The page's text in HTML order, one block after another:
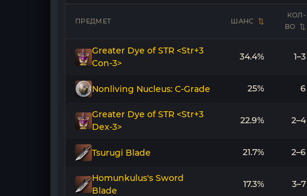
ПРЕДМЕТ ШАНС
КОЛ-
ВО
Greater Dye of STR <Str+3
Con-3>
34.4% 1–3
Nonliving Nucleus: C-Grade 25% 6
Greater Dye of STR <Str+3
Dex-3>
22.9% 2–4
Tsurugi Blade 21.7% 2–6
Homunkulus's Sword
Blade
17.3% 3–7